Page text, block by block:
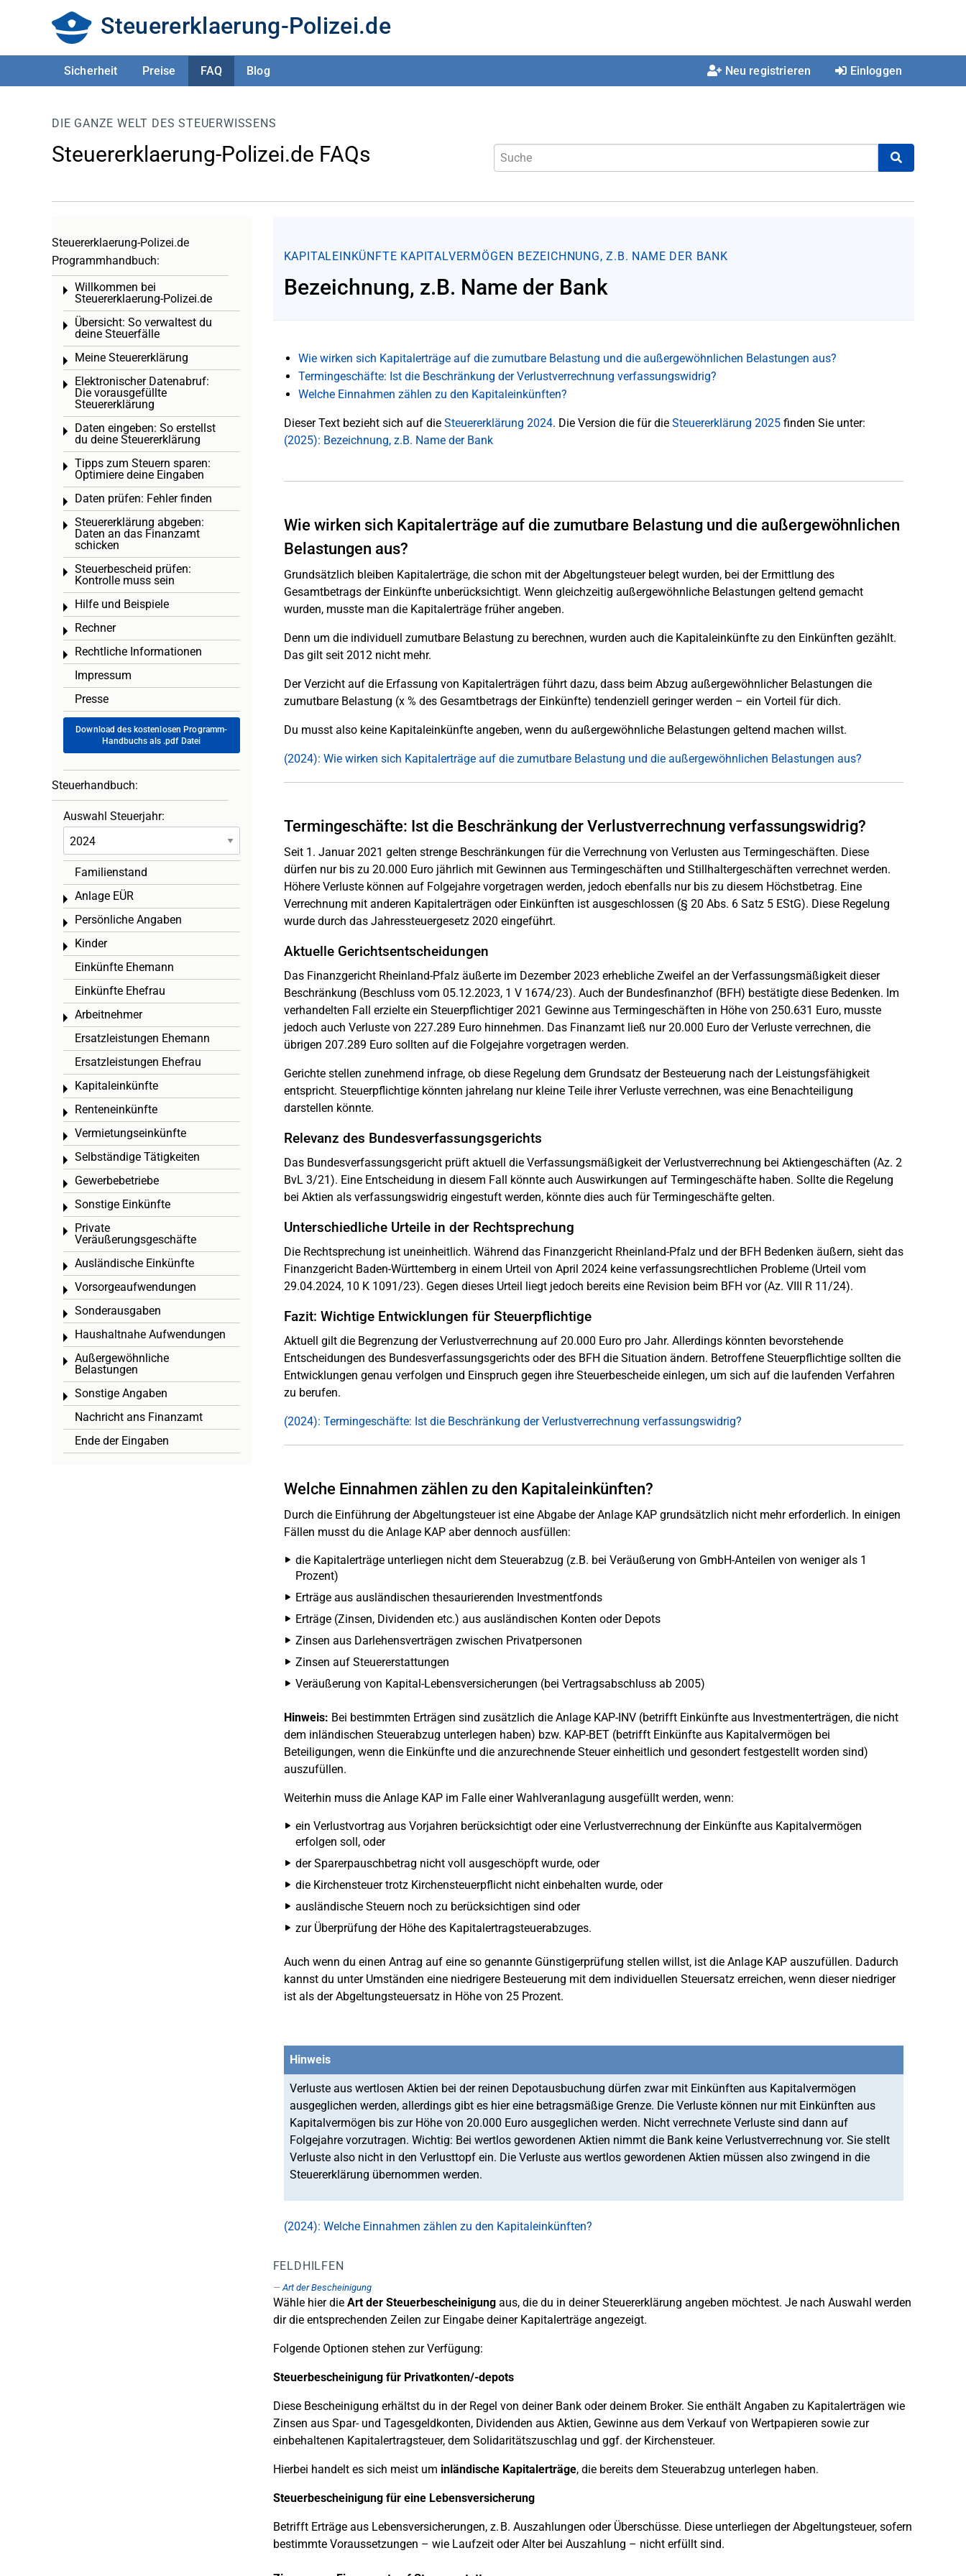
Steuererklaerung-Polizei.de
Sicherheit Preise FAQ Blog Neu registrieren Einloggen
DIE GANZE WELT DES STEUERWISSENS
Steuererklaerung-Polizei.de FAQs
KAPITALEINKÜNFTE KAPITALVERMÖGEN BEZEICHNUNG, Z.B. NAME DER BANK
Bezeichnung, z.B. Name der Bank
Wie wirken sich Kapitalerträge auf die zumutbare Belastung und die außergewöhnlichen Belastungen aus?
Termingeschäfte: Ist die Beschränkung der Verlustverrechnung verfassungswidrig?
Welche Einnahmen zählen zu den Kapitaleinkünften?
Dieser Text bezieht sich auf die Steuererklärung 2024. Die Version die für die Steuererklärung 2025finden Sie unter:
(2025): Bezeichnung, z.B. Name der Bank
Wie wirken sich Kapitalerträge auf die zumutbare Belastung und die außergewöhnlichen
Belastungen aus?
Grundsätzlich bleiben Kapitalerträge, die schon mit der Abgeltungsteuer belegt wurden, bei der Ermittlung des
Gesamtbetrags der Einkünfte unberücksichtigt. Wenn gleichzeitig außergewöhnliche Belastungen geltend gemacht
wurden, musste man die Kapitalerträge früher angeben.
Denn um die individuell zumutbare Belastung zu berechnen, wurden auch die Kapitaleinkünfte zu den Einkünften gezählt.
Das gilt seit 2012 nicht mehr.
Der Verzicht auf die Erfassung von Kapitalerträgen führt dazu, dass beim Abzug außergewöhnlicher Belastungen die
zumutbare Belastung (x % des Gesamtbetrags der Einkünfte) tendenziell geringer werden – ein Vorteil für dich.
Du musst also keine Kapitaleinkünfte angeben, wenn du außergewöhnliche Belastungen geltend machen willst.
(2024): Wie wirken sich Kapitalerträge auf die zumutbare Belastung und die außergewöhnlichen Belastungen aus?
Termingeschäfte: Ist die Beschränkung der Verlustverrechnung verfassungswidrig?
Seit 1. Januar 2021 gelten strenge Beschränkungen für die Verrechnung von Verlusten aus Termingeschäften. Diese
dürfen nur bis zu 20.000 Euro jährlich mit Gewinnen aus Termingeschäften und Stillhaltergeschäften verrechnet werden.
Höhere Verluste können auf Folgejahre vorgetragen werden, jedoch ebenfalls nur bis zu diesem Höchstbetrag. Eine
Verrechnung mit anderen Kapitalerträgen oder Einkünften ist ausgeschlossen (§ 20 Abs. 6 Satz 5 EStG). Diese Regelung
wurde durch das Jahressteuergesetz 2020 eingeführt.
Aktuelle Gerichtsentscheidungen
Das Finanzgericht Rheinland-Pfalz äußerte im Dezember 2023 erhebliche Zweifel an der Verfassungsmäßigkeit dieser
Beschränkung (Beschluss vom 05.12.2023, 1 V 1674/23). Auch der Bundesfinanzhof (BFH) bestätigte diese Bedenken. Im
verhandelten Fall erzielte ein Steuerpflichtiger 2021 Gewinne aus Termingeschäften in Höhe von 250.631 Euro, musste
jedoch auch Verluste von 227.289 Euro hinnehmen. Das Finanzamt ließ nur 20.000 Euro der Verluste verrechnen, die
übrigen 207.289 Euro sollten auf die Folgejahre vorgetragen werden.
Gerichte stellen zunehmend infrage, ob diese Regelung dem Grundsatz der Besteuerung nach der Leistungsfähigkeit
entspricht. Steuerpflichtige könnten jahrelang nur kleine Teile ihrer Verluste verrechnen, was eine Benachteiligung
darstellen könnte.
Relevanz des Bundesverfassungsgerichts
Das Bundesverfassungsgericht prüft aktuell die Verfassungsmäßigkeit der Verlustverrechnung bei Aktiengeschäften (Az. 2
BvL 3/21). Eine Entscheidung in diesem Fall könnte auch Auswirkungen auf Termingeschäfte haben. Sollte die Regelung
bei Aktien als verfassungswidrig eingestuft werden, könnte dies auch für Termingeschäfte gelten.
Unterschiedliche Urteile in der Rechtsprechung
Die Rechtsprechung ist uneinheitlich. Während das Finanzgericht Rheinland-Pfalz und der BFH Bedenken äußern, sieht das
Finanzgericht Baden-Württemberg in einem Urteil von April 2024 keine verfassungsrechtlichen Probleme (Urteil vom
29.04.2024, 10 K 1091/23). Gegen dieses Urteil liegt jedoch bereits eine Revision beim BFH vor (Az. VIII R 11/24).
Fazit: Wichtige Entwicklungen für Steuerpflichtige
Aktuell gilt die Begrenzung der Verlustverrechnung auf 20.000 Euro pro Jahr. Allerdings könnten bevorstehende
Entscheidungen des Bundesverfassungsgerichts oder des BFH die Situation ändern. Betroffene Steuerpflichtige sollten die
Entwicklungen genau verfolgen und Einspruch gegen ihre Steuerbescheide einlegen, um sich auf die laufenden Verfahren
zu berufen.
(2024): Termingeschäfte: Ist die Beschränkung der Verlustverrechnung verfassungswidrig?
Welche Einnahmen zählen zu den Kapitaleinkünften?
Durch die Einführung der Abgeltungsteuer ist eine Abgabe der Anlage KAP grundsätzlich nicht mehr erforderlich. In einigen
Fällen musst du die Anlage KAP aber dennoch ausfüllen:
die Kapitalerträge unterliegen nicht dem Steuerabzug (z.B. bei Veräußerung von GmbH-Anteilen von weniger als 1
Prozent)
Erträge aus ausländischen thesaurierenden Investmentfonds
Erträge (Zinsen, Dividenden etc.) aus ausländischen Konten oder Depots
Zinsen aus Darlehensverträgen zwischen Privatpersonen
Zinsen auf Steuererstattungen
Veräußerung von Kapital-Lebensversicherungen (bei Vertragsabschluss ab 2005)
Hinweis: Bei bestimmten Erträgen sind zusätzlich die Anlage KAP-INV (betrifft Einkünfte aus Investmenterträgen, die nicht
dem inländischen Steuerabzug unterlegen haben) bzw. KAP-BET (betrifft Einkünfte aus Kapitalvermögen bei
Beteiligungen, wenn die Einkünfte und die anzurechnende Steuer einheitlich und gesondert festgestellt worden sind)
auszufüllen.
Weiterhin muss die Anlage KAP im Falle einer Wahlveranlagung ausgefüllt werden, wenn:
ein Verlustvortrag aus Vorjahren berücksichtigt oder eine Verlustverrechnung der Einkünfte aus Kapitalvermögen
erfolgen soll, oder
der Sparerpauschbetrag nicht voll ausgeschöpft wurde, oder
die Kirchensteuer trotz Kirchensteuerpflicht nicht einbehalten wurde, oder
ausländische Steuern noch zu berücksichtigen sind oder
zur Überprüfung der Höhe des Kapitalertragsteuerabzuges.
Auch wenn du einen Antrag auf eine so genannte Günstigerprüfung stellen willst, ist die Anlage KAP auszufüllen. Dadurch
kannst du unter Umständen eine niedrigere Besteuerung mit dem individuellen Steuersatz erreichen, wenn dieser niedriger
ist als der Abgeltungsteuersatz in Höhe von 25 Prozent.
Hinweis
Verluste aus wertlosen Aktien bei der reinen Depotausbuchung dürfen zwar mit Einkünften aus Kapitalvermögen
ausgeglichen werden, allerdings gibt es hier eine betragsmäßige Grenze. Die Verluste können nur mit Einkünften aus
Kapitalvermögen bis zur Höhe von 20.000 Euro ausgeglichen werden. Nicht verrechnete Verluste sind dann auf
Folgejahre vorzutragen. Wichtig: Bei wertlos gewordenen Aktien nimmt die Bank keine Verlustverrechnung vor. Sie stellt
Verluste also nicht in den Verlusttopf ein. Die Verluste aus wertlos gewordenen Aktien müssen also zwingend in die
Steuererklärung übernommen werden.
(2024): Welche Einnahmen zählen zu den Kapitaleinkünften?
FELDHILFEN
Art der Bescheinigung
Wähle hier dieArt der Steuerbescheinigungaus, die du in deiner Steuererklärung angeben möchtest. Je nach Auswahl werden
dir die entsprechenden Zeilen zur Eingabe deiner Kapitalerträge angezeigt.
Folgende Optionen stehen zur Verfügung:
Steuerbescheinigung für Privatkonten/-depots
Diese Bescheinigung erhältst du in der Regel von deiner Bank oder deinem Broker. Sie enthält Angaben zu Kapitalerträgen wie
Zinsen aus Spar- und Tagesgeldkonten, Dividenden aus Aktien, Gewinne aus dem Verkauf von Wertpapieren sowie zur
einbehaltenen Kapitalertragsteuer, dem Solidaritätszuschlag und ggf. der Kirchensteuer.
Hierbei handelt es sich meist um inländische Kapitalerträge, die bereits dem Steuerabzug unterlegen haben.
Steuerbescheinigung für eine Lebensversicherung
Betrifft Erträge aus Lebensversicherungen, z. B. Auszahlungen oder Überschüsse. Diese unterliegen der Abgeltungsteuer, sofern
bestimmte Voraussetzungen – wie Laufzeit oder Alter bei Auszahlung – nicht erfüllt sind.
Steuererklaerung-Polizei.de
Programmhandbuch:
Willkommen bei
Steuererklaerung-Polizei.de
Toggle menu
Übersicht: So verwaltest du
deine Steuerfälle
Toggle menu
Meine Steuererklärung
Toggle menu
Elektronischer Datenabruf:
Die vorausgefüllte
Steuererklärung
Toggle menu
Daten eingeben: So erstellst
du deine Steuererklärung
Toggle menu
Tipps zum Steuern sparen:
Optimiere deine Eingaben
Toggle menu
Daten prüfen: Fehler finden
Toggle menu
Steuererklärung abgeben:
Daten an das Finanzamt
schicken
Toggle menu
Steuerbescheid prüfen:
Kontrolle muss sein
Toggle menu
Hilfe und Beispiele
Toggle menu
Rechner
Toggle menu
Rechtliche Informationen
Toggle menu
Impressum
Presse
Download des kostenlosen Programm-
Handbuchs als .pdf Datei
Steuerhandbuch:
Auswahl Steuerjahr:
Familienstand
Anlage EÜR
Toggle menu
Persönliche Angaben
Toggle menu
Kinder
Toggle menu
Einkünfte Ehemann
Einkünfte Ehefrau
Arbeitnehmer
Toggle menu
Ersatzleistungen Ehemann
Ersatzleistungen Ehefrau
Kapitaleinkünfte
Toggle menu
Renteneinkünfte
Toggle menu
Vermietungseinkünfte
Toggle menu
Selbständige Tätigkeiten
Toggle menu
Gewerbebetriebe
Toggle menu
Sonstige Einkünfte
Toggle menu
Private
Veräußerungsgeschäfte
Toggle menu
Ausländische Einkünfte
Toggle menu
Vorsorgeaufwendungen
Toggle menu
Sonderausgaben
Toggle menu
Haushaltnahe Aufwendungen
Toggle menu
Außergewöhnliche
Belastungen
Toggle menu
Sonstige Angaben
Toggle menu
Nachricht ans Finanzamt
Ende der Eingaben